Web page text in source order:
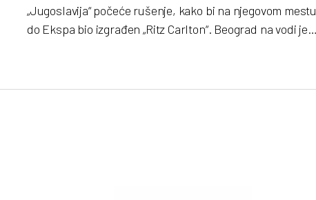
„Jugoslavija“ počeće rušenje, kako bi na njegovom mestu
do Ekspa bio izgrađen „Ritz Carlton“. Beograd na vodi je